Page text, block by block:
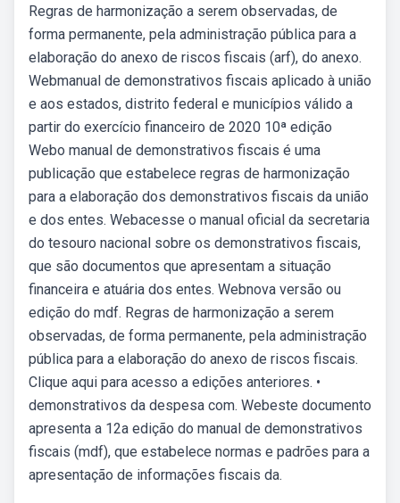
Regras de harmonização a serem observadas, de
forma permanente, pela administração pública para a
elaboração do anexo de riscos fiscais (arf), do anexo.
Webmanual de demonstrativos fiscais aplicado à união
e aos estados, distrito federal e municípios válido a
partir do exercício financeiro de 2020 10ª edição
Webo manual de demonstrativos fiscais é uma
publicação que estabelece regras de harmonização
para a elaboração dos demonstrativos fiscais da união
e dos entes. Webacesse o manual oficial da secretaria
do tesouro nacional sobre os demonstrativos fiscais,
que são documentos que apresentam a situação
financeira e atuária dos entes. Webnova versão ou
edição do mdf. Regras de harmonização a serem
observadas, de forma permanente, pela administração
pública para a elaboração do anexo de riscos fiscais.
Clique aqui para acesso a edições anteriores. •
demonstrativos da despesa com. Webeste documento
apresenta a 12a edição do manual de demonstrativos
fiscais (mdf), que estabelece normas e padrões para a
apresentação de informações fiscais da.